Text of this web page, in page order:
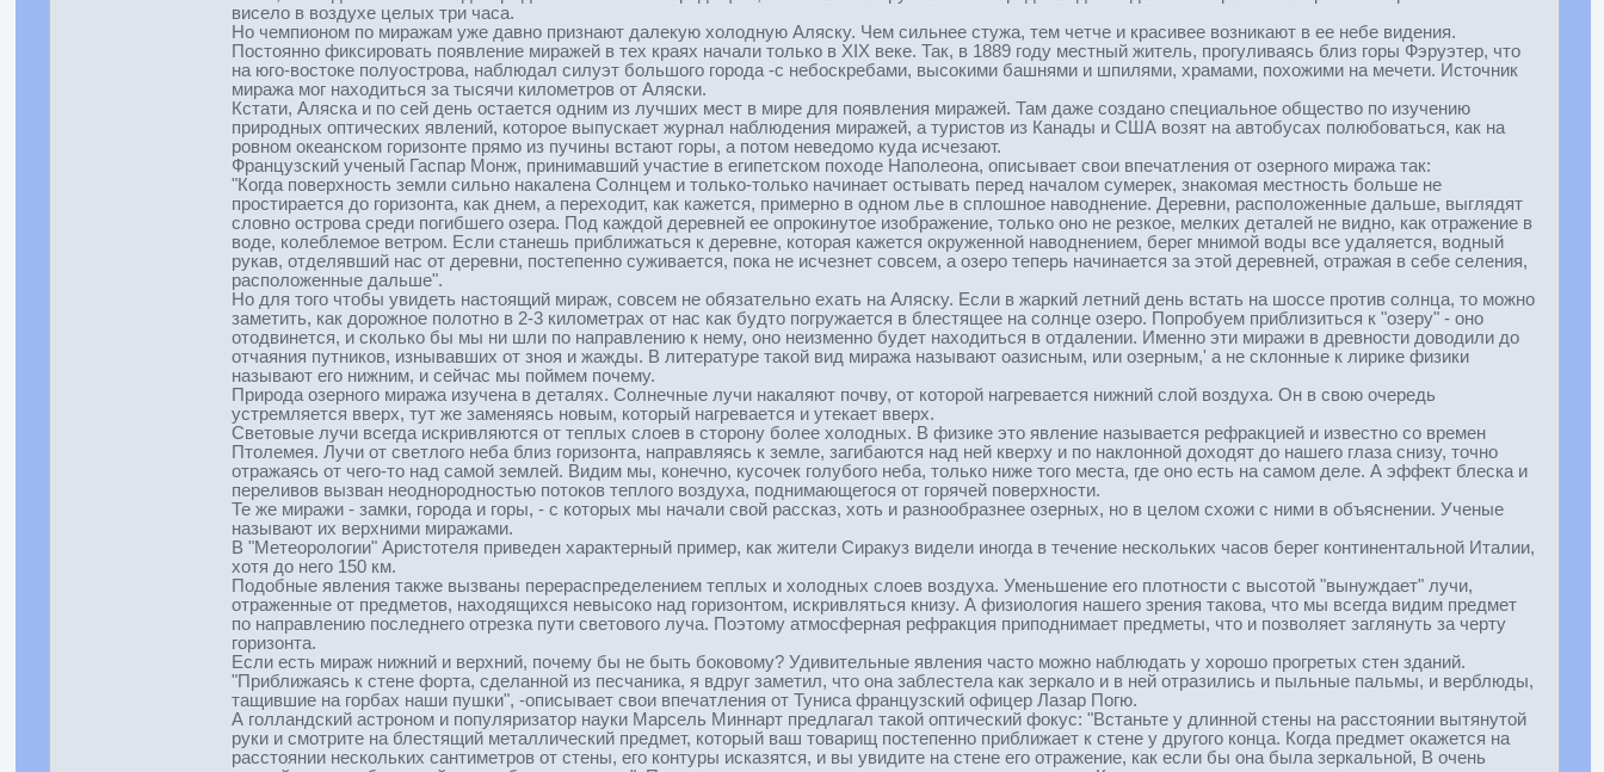
висело в воздухе целых три часа.
Но чемпионом по миражам уже давно признают далекую холодную Аляску. Чем сильнее стужа, тем четче и красивее возникают в ее небе видения.
Постоянно фиксировать появление миражей в тех краях начали только в ХIХ веке. Так, в 1889 году местный житель, прогуливаясь близ горы Фэруэтер, что
на юго-востоке полуострова, наблюдал силуэт большого города -с небоскребами, высокими башнями и шпилями, храмами, похожими на мечети. Источник
миража мог находиться за тысячи километров от Аляски.
Кстати, Аляска и по сей день остается одним из лучших мест в мире для появления миражей. Там даже создано специальное общество по изучению
природных оптических явлений, которое выпускает журнал наблюдения миражей, а туристов из Канады и США возят на автобусах полюбоваться, как на
ровном океанском горизонте прямо из пучины встают горы, а потом неведомо куда исчезают.
Французский ученый Гаспар Монж, принимавший участие в египетском походе Наполеона, описывает свои впечатления от озерного миража так:
"Когда поверхность земли сильно накалена Солнцем и только-только начинает остывать перед началом сумерек, знакомая местность больше не
простирается до горизонта, как днем, а переходит, как кажется, примерно в одном лье в сплошное наводнение. Деревни, расположенные дальше, выглядят
словно острова среди погибшего озера. Под каждой деревней ее опрокинутое изображение, только оно не резкое, мелких деталей не видно, как отражение в
воде, колеблемое ветром. Если станешь приближаться к деревне, которая кажется окруженной наводнением, берег мнимой воды все удаляется, водный
рукав, отделявший нас от деревни, постепенно суживается, пока не исчезнет совсем, а озеро теперь начинается за этой деревней, отражая в себе селения,
расположенные дальше".
Но для того чтобы увидеть настоящий мираж, совсем не обязательно ехать на Аляску. Если в жаркий летний день встать на шоссе против солнца, то можно
заметить, как дорожное полотно в 2-3 километрах от нас как будто погружается в блестящее на солнце озеро. Попробуем приблизиться к "озеру" - оно
отодвинется, и сколько бы мы ни шли по направлению к нему, оно неизменно будет находиться в отдалении. Именно эти миражи в древности доводили до
отчаяния путников, изнывавших от зноя и жажды. В литературе такой вид миража называют оазисным, или озерным,' а не склонные к лирике физики
называют его нижним, и сейчас мы поймем почему.
Природа озерного миража изучена в деталях. Солнечные лучи накаляют почву, от которой нагревается нижний слой воздуха. Он в свою очередь
устремляется вверх, тут же заменяясь новым, который нагревается и утекает вверх.
Световые лучи всегда искривляются от теплых слоев в сторону более холодных. В физике это явление называется рефракцией и известно со времен
Птолемея. Лучи от светлого неба близ горизонта, направляясь к земле, загибаются над ней кверху и по наклонной доходят до нашего глаза снизу, точно
отражаясь от чего-то над самой землей. Видим мы, конечно, кусочек голубого неба, только ниже того места, где оно есть на самом деле. А эффект блеска и
переливов вызван неоднородностью потоков теплого воздуха, поднимающегося от горячей поверхности.
Те же миражи - замки, города и горы, - с которых мы начали свой рассказ, хоть и разнообразнее озерных, но в целом схожи с ними в объяснении. Ученые
называют их верхними миражами.
В "Метеорологии" Аристотеля приведен характерный пример, как жители Сиракуз видели иногда в течение нескольких часов берег континентальной Италии,
хотя до него 150 км.
Подобные явления также вызваны перераспределением теплых и холодных слоев воздуха. Уменьшение его плотности с высотой "вынуждает" лучи,
отраженные от предметов, находящихся невысоко над горизонтом, искривляться книзу. А физиология нашего зрения такова, что мы всегда видим предмет
по направлению последнего отрезка пути светового луча. Поэтому атмосферная рефракция приподнимает предметы, что и позволяет заглянуть за черту
горизонта.
Если есть мираж нижний и верхний, почему бы не быть боковому? Удивительные явления часто можно наблюдать у хорошо прогретых стен зданий.
"Приближаясь к стене форта, сделанной из песчаника, я вдруг заметил, что она заблестела как зеркало и в ней отразились и пыльные пальмы, и верблюды,
тащившие на горбах наши пушки", -описывает свои впечатления от Туниса французский офицер Лазар Погю.
А голландский астроном и популяризатор науки Марсель Миннарт предлагал такой оптический фокус: "Встаньте у длинной стены на расстоянии вытянутой
руки и смотрите на блестящий металлический предмет, который ваш товарищ постепенно приближает к стене у другого конца. Когда предмет окажется на
расстоянии нескольких сантиметров от стены, его контуры исказятся, и вы увидите на стене его отражение, как если бы она была зеркальной, В очень